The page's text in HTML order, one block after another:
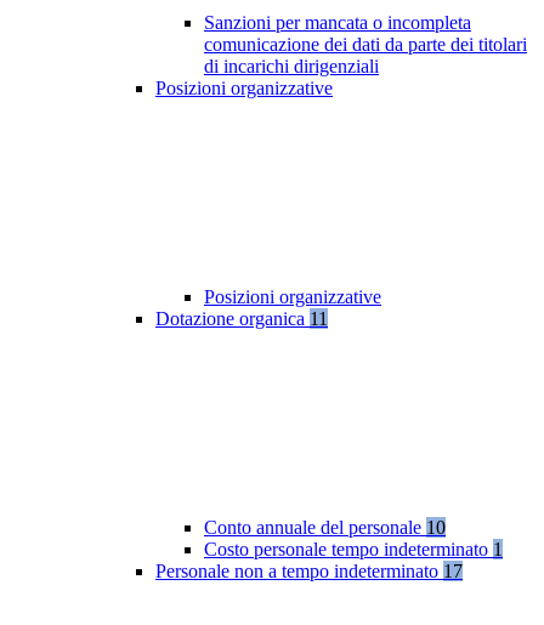
Sanzioni per mancata o incompleta
comunicazione dei dati da parte dei titolari
di incarichi dirigenziali
Posizioni organizzative
Posizioni organizzative
Dotazione organica 11
Conto annuale del personale 10
Costo personale tempo indeterminato 1
Personale non a tempo indeterminato 17